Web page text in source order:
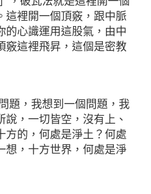
這裡開一個頂竅，跟中脈
的心識運用這股氣，由中
竅這裡飛昇，這個是密教
題，我想到一個問題，我
，一切皆空，沒有上、
方的，何處是淨土？何處
想，十方世界，何處是淨